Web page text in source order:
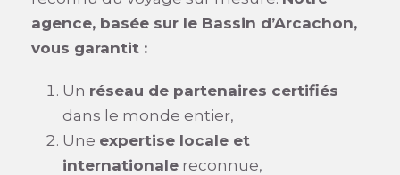
agence, basée sur le Bassin d’Arcachon,
vous garantit :
Un réseau de partenaires certifiés
dans le monde entier,
Une expertise locale et
internationale reconnue,